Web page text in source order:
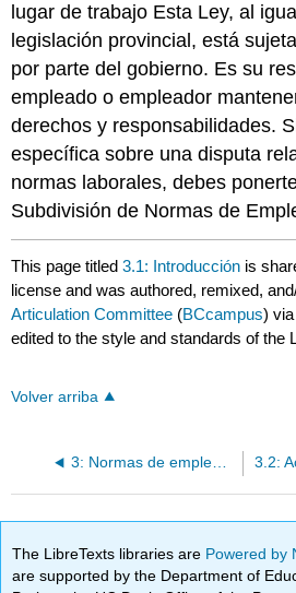
lugar de trabajo Esta Ley, al
legislación provincial, está
por parte del gobierno. Es su
empleado o empleador
derechos y responsabilidades.
específica sobre una disputa
normas laborales, debes
Subdivisión de Normas de
This page titled3.1: Introducción is
license and was authored, remixed,
Articulation Committee (BCcampus)
edited to the style and standards of the
Volver arriba
3: Normas de empleo para trabajadores de servicios de alimentos de B.C.
The LibreTexts libraries are Powered by
are supported by the Department of